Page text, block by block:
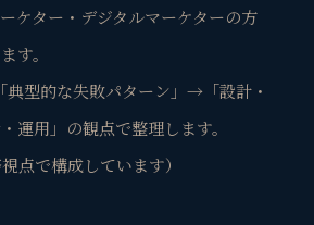
ケター・デジタルマーケターの方
す。
型的な失敗パターン」→「設計・
運用」の観点で整理します。
点で構成しています）